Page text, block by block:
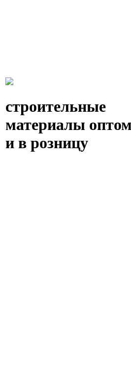
строительные
материалы оптом
и в розницу